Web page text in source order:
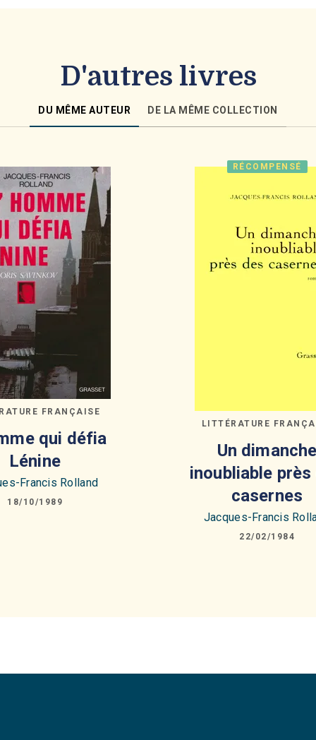
D'autres livres
DU MÊME AUTEUR DE LA MÊME COLLECTION
FRANÇAISE
qui défia
Lénine
Francis Rolland
18/10/1989
RÉCOMPENSÉ
LITTÉRATURE
Un dimanche
inoubliable près
casernes
Jacques-Francis
22/02/1984